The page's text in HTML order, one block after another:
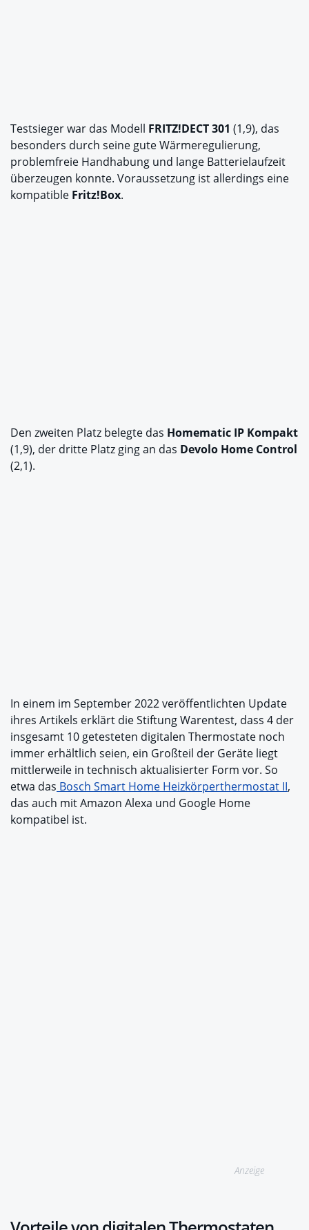
Testsieger war das Modell FRITZ!DECT 301 (1,9), das
besonders durch seine gute Wärmeregulierung,
problemfreie Handhabung und lange Batterielaufzeit
überzeugen konnte. Voraussetzung ist allerdings eine
kompatible Fritz!Box.
Den zweiten Platz belegte das Homematic IP Kompakt
(1,9), der dritte Platz ging an das Devolo Home Control
(2,1).
In einem im September 2022 veröffentlichten Update
ihres Artikels erklärt die Stiftung Warentest, dass 4 der
insgesamt 10 getesteten digitalen Thermostate noch
immer erhältlich seien, ein Großteil der Geräte liegt
mittlerweile in technisch aktualisierter Form vor. So
etwa das Bosch Smart Home Heizkörperthermostat II,
das auch mit Amazon Alexa und Google Home
kompatibel ist.
Anzeige